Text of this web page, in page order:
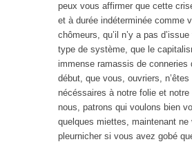
peux vous affirmer que cette
et à durée indéterminée comme
chômeurs, qu’il n’y a pas
type de système, que le
immense ramassis de conneries
début, que vous, ouvriers,
nécéssaires à notre folie et notre
nous, patrons qui voulons bien
quelques miettes, maintenant ne
pleurnicher si vous avez gobé